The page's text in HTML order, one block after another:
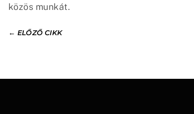
közös munkát.
← ELŐZŐ CIKK